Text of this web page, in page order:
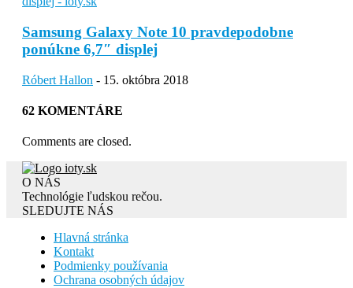
Samsung Galaxy Note 10 pravdepodobne
ponúkne 6,7″ displej
Róbert Hallon - 15. októbra 2018
62 KOMENTÁRE
Comments are closed.
O NÁS
Technológie ľudskou rečou.
SLEDUJTE NÁS
Hlavná stránka
Kontakt
Podmienky používania
Ochrana osobných údajov